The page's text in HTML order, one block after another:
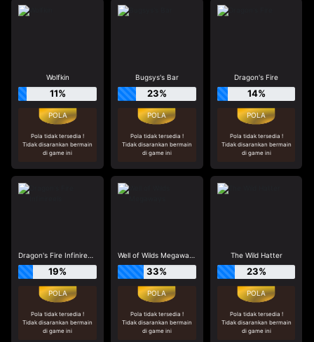
Wolfkin
11%
Pola tidak tersedia !
Tidak disarankan bermain
di game ini
Bugsys's Bar
23%
Pola tidak tersedia !
Tidak disarankan bermain
di game ini
Dragon's Fire
14%
Pola tidak tersedia !
Tidak disarankan bermain
di game ini
Dragon's Fire Infinireels
19%
Pola tidak tersedia !
Tidak disarankan bermain
di game ini
Well of Wilds Megaways
33%
Pola tidak tersedia !
Tidak disarankan bermain
di game ini
The Wild Hatter
23%
Pola tidak tersedia !
Tidak disarankan bermain
di game ini